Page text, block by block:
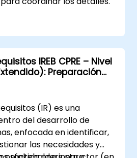
adecuado para las
de estudio del mundo real
en iniciativas
IREB CPRE – Nivel
Preparación
y Práctica en
(IR) es una
del desarrollo de
enfocada en identificar,
las necesidades y